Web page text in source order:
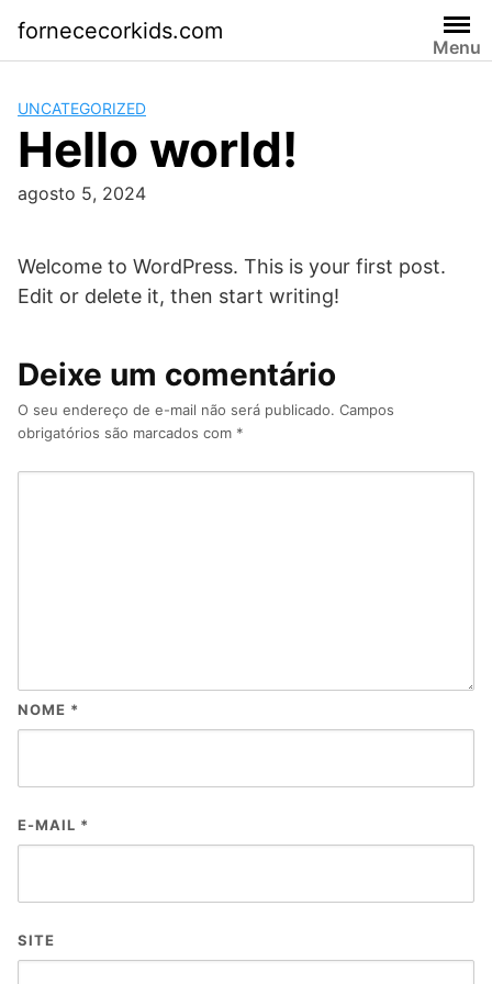
content
fornececorkids.com
Menu
UNCATEGORIZED
Hello world!
agosto 5, 2024
Welcome to WordPress. This is your first post.
Edit or delete it, then start writing!
Deixe um comentário
O seu endereço de e-mail não será publicado. Campos
obrigatórios são marcados com *
NOME *
E-MAIL *
SITE